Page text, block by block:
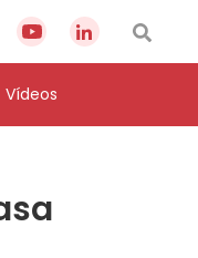
Vídeos